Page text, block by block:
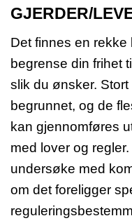
GJERDER/
Det finnes en
begrense din frihet
slik du ønsker. Stort
begrunnet, og de
kan gjennomføres
med lover og
undersøke med
om det foreligger